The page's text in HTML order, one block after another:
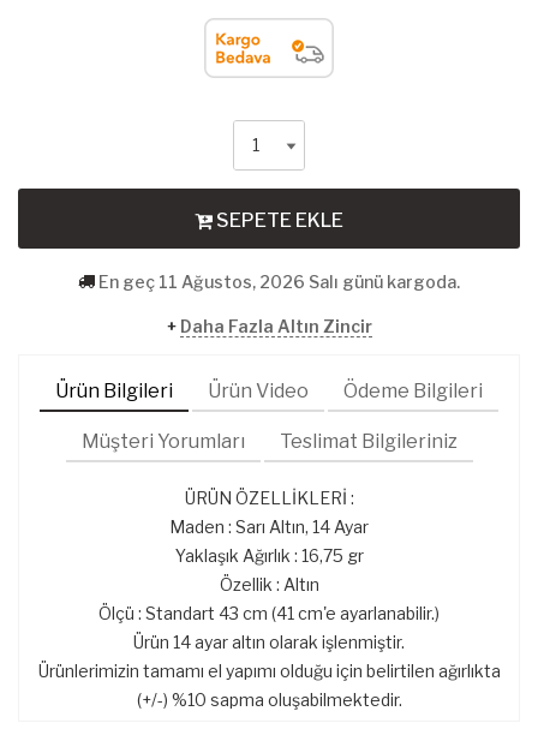
SEPETE EKLE
En geç 11 Ağustos, 2026 Salı günü kargoda.
+ Daha Fazla Altın Zincir
Ürün Bilgileri Ürün Video Ödeme Bilgileri
Müşteri Yorumları Teslimat Bilgileriniz
ÜRÜN ÖZELLİKLERİ :
Maden : Sarı Altın, 14 Ayar
Yaklaşık Ağırlık : 16,75 gr
Özellik : Altın
Ölçü : Standart 43 cm (41 cm'e ayarlanabilir.)
Ürün 14 ayar altın olarak işlenmiştir.
Ürünlerimizin tamamı el yapımı olduğu için belirtilen ağırlıkta
(+/-) %10 sapma oluşabilmektedir.